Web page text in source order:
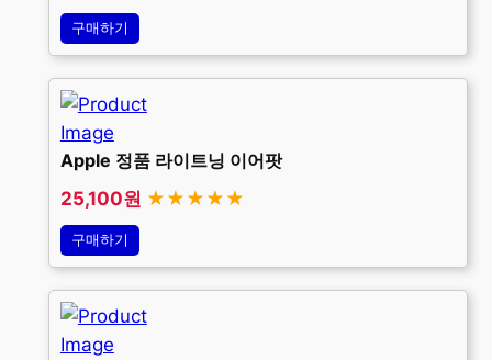
구매하기
Apple 정품 라이트닝 이어팟
25,100원 ★★★★★
구매하기